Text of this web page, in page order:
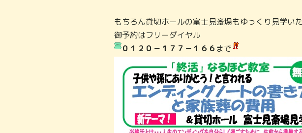
もちろん貸切ホールの富士見斎場もゆっくり見学い
御予約はフリーダイヤル
０１２０－１７７－１６６ まで